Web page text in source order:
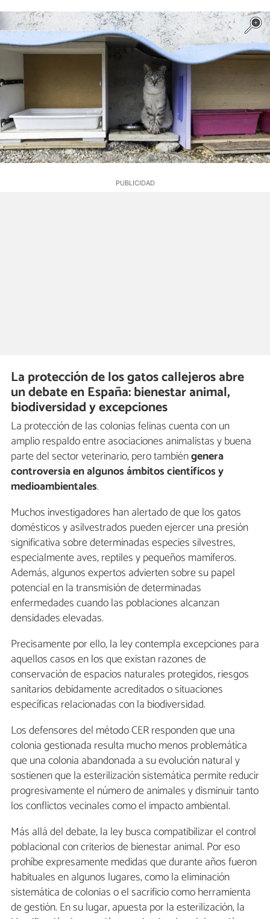
La protección de los gatos callejeros abre
un debate en España: bienestar animal,
biodiversidad y excepciones
La protección de las colonias felinas cuenta con un
amplio respaldo entre asociaciones animalistas y buena
parte del sector veterinario, pero tambiéngenera
controversia en algunos ámbitos científicos y
medioambientales.
Muchos investigadores han alertado de que los gatos
domésticos y asilvestrados pueden ejercer una presión
significativa sobre determinadas especies silvestres,
especialmente aves, reptiles y pequeños mamíferos.
Además, algunos expertos advierten sobre su papel
potencial en la transmisión de determinadas
enfermedades cuando las poblaciones alcanzan
densidades elevadas.
Precisamente por ello, la ley contempla excepciones para
aquellos casos en los que existan razones de
conservación de espacios naturales protegidos, riesgos
sanitarios debidamente acreditados o situaciones
específicas relacionadas con la biodiversidad.
Los defensores del método CER responden que una
colonia gestionada resulta mucho menos problemática
que una colonia abandonada a su evolución natural y
sostienen que la esterilización sistemática permite reducir
progresivamente el número de animales y disminuir tanto
los conflictos vecinales como el impacto ambiental.
Más allá del debate, la ley busca compatibilizar el control
poblacional con criterios de bienestar animal. Por eso
prohíbe expresamente medidas que durante años fueron
habituales en algunos lugares, como la eliminación
sistemática de colonias o el sacrificio como herramienta
de gestión. En su lugar, apuesta por la esterilización, la